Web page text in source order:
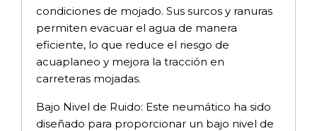
condiciones de mojado. Sus surcos y ranuras
permiten evacuar el agua de manera
eficiente, lo que reduce el riesgo de
acuaplaneo y mejora la tracción en
carreteras mojadas.
Bajo Nivel de Ruido: Este neumático ha sido
diseñado para proporcionar un bajo nivel de